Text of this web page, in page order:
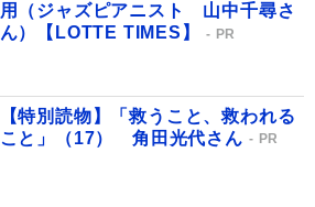
用（ジャズピアニスト 山中千尋さ
ん）【LOTTE TIMES】
PR
【特別読物】「救うこと、救われる
こと」（17） 角田光代さん
PR